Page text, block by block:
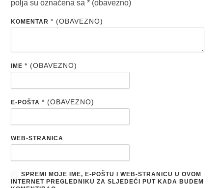
polja su označena sa* (obavezno)
KOMENTAR* (OBAVEZNO)
IME* (OBAVEZNO)
E-POŠTA* (OBAVEZNO)
WEB-STRANICA
SPREMI MOJE IME, E-POŠTU I WEB-STRANICU U OVOM
INTERNET PREGLEDNIKU ZA SLJEDEĆI PUT KADA BUDEM